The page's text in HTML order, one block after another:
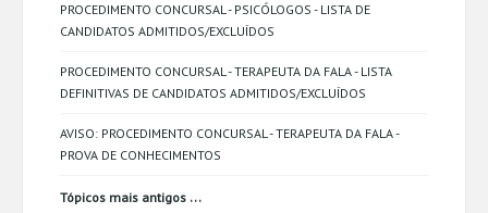
PROCEDIMENTO CONCURSAL - PSICÓLOGOS - LISTA DE
CANDIDATOS ADMITIDOS/EXCLUÍDOS
PROCEDIMENTO CONCURSAL - TERAPEUTA DA FALA - LISTA
DEFINITIVAS DE CANDIDATOS ADMITIDOS/EXCLUÍDOS
AVISO: PROCEDIMENTO CONCURSAL - TERAPEUTA DA FALA -
PROVA DE CONHECIMENTOS
Tópicos mais antigos ...